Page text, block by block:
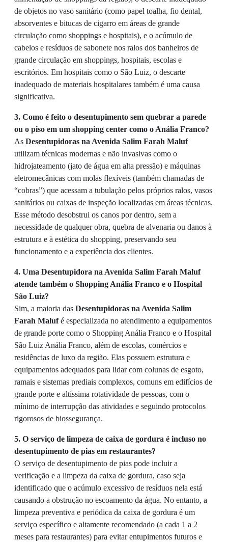
de objetos no vaso sanitário (como papel toalha, fio dental,
absorventes e bitucas de cigarro em áreas de grande
circulação como shoppings e hospitais), e o acúmulo de
cabelos e resíduos de sabonete nos ralos dos banheiros de
grande circulação em shoppings, hospitais, escolas e
escritórios. Em hospitais como o São Luiz, o descarte
inadequado de materiais hospitalares também é uma causa
significativa.
3. Como é feito o desentupimento sem quebrar a parede
ou o piso em um shopping center como o Anália Franco?
As Desentupidoras na Avenida Salim Farah Maluf
utilizam técnicas modernas e não invasivas como o
hidrojateamento (jato de água em alta pressão) e máquinas
eletromecânicas com molas flexíveis (também chamadas de
“cobras”) que acessam a tubulação pelos próprios ralos, vasos
sanitários ou caixas de inspeção localizadas em áreas técnicas.
Esse método desobstrui os canos por dentro, sem a
necessidade de qualquer obra, quebra de alvenaria ou danos à
estrutura e à estética do shopping, preservando seu
funcionamento e a experiência dos clientes.
4. Uma Desentupidora na Avenida Salim Farah Maluf
atende também o Shopping Anália Franco e o Hospital
São Luiz?
Sim, a maioria das Desentupidoras na Avenida Salim
Farah Malufé especializada no atendimento a equipamentos
de grande porte como o Shopping Anália Franco e o Hospital
São Luiz Anália Franco, além de escolas, comércios e
residências de luxo da região. Elas possuem estrutura e
equipamentos adequados para lidar com colunas de esgoto,
ramais e sistemas prediais complexos, comuns em edifícios de
grande porte e altíssima rotatividade de pessoas, com o
mínimo de interrupção das atividades e seguindo protocolos
rigorosos de biossegurança.
5. O serviço de limpeza de caixa de gordura é incluso no
desentupimento de pias em restaurantes?
O serviço de desentupimento de pias pode incluir a
verificação e a limpeza da caixa de gordura, caso seja
identificado que o acúmulo excessivo de resíduos nela está
causando a obstrução no escoamento da água. No entanto, a
limpeza preventiva e periódica da caixa de gordura é um
serviço específico e altamente recomendado (a cada 1 a 2
meses para restaurantes) para evitar entupimentos futuros e